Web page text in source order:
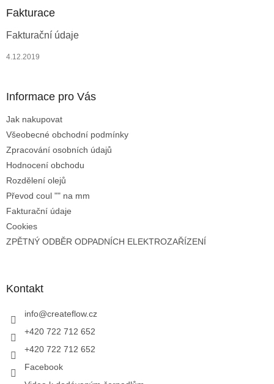
Fakturace
Fakturační údaje
4.12.2019
Informace pro Vás
Jak nakupovat
Všeobecné obchodní podmínky
Zpracování osobních údajů
Hodnocení obchodu
Rozdělení olejů
Převod coul "" na mm
Fakturační údaje
Cookies
ZPĚTNÝ ODBĚR ODPADNÍCH ELEKTROZAŘÍZENÍ
Kontakt
info@createflow.cz
+420 722 712 652
+420 722 712 652
Facebook